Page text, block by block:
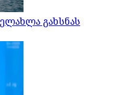
გახსნას